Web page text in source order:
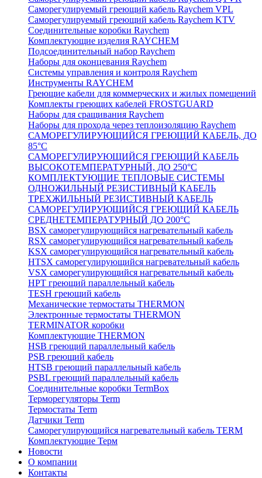
Саморегулируемый греющий кабель Raychem VPL
Саморегулируемый греющий кабель Raychem KTV
Соединительные коробки Raychem
Комплектующие изделия RAYCHEM
Подсоединительный набор Raychem
Наборы для оконцевания Raychem
Системы управления и контроля Raychem
Инструменты RAYCHEM
Греющие кабели для коммерческих и жилых помещений
Комплекты греющих кабелей FROSTGUARD
Наборы для сращивания Raychem
Наборы для прохода через теплоизоляцию Raychem
САМОРЕГУЛИРУЮЩИЙСЯ ГРЕЮЩИЙ КАБЕЛЬ, ДО
85°С
САМОРЕГУЛИРУЮЩИЙСЯ ГРЕЮЩИЙ КАБЕЛЬ
ВЫСОКОТЕМПЕРАТУРНЫЙ, ДО 250°С
КОМПЛЕКТУЮЩИЕ ТЕПЛОВЫЕ СИСТЕМЫ
ОДНОЖИЛЬНЫЙ РЕЗИСТИВНЫЙ КАБЕЛЬ
ТРЕХЖИЛЬНЫЙ РЕЗИСТИВНЫЙ КАБЕЛЬ
САМОРЕГУЛИРУЮЩИЙСЯ ГРЕЮЩИЙ КАБЕЛЬ
СРЕДНЕТЕМПЕРАТУРНЫЙ ДО 200°С
BSX саморегулирующийся нагревательный кабель
RSX саморегулирующийся нагревательный кабель
KSX саморегулирующийся нагревательный кабель
HTSX саморегулирующийся нагревательный кабель
VSX саморегулирующийся нагревательный кабель
НРТ греющий параллельный кабель
TESH греющий кабель
Механические термостаты THERMON
Электронные термостаты THERMON
TERMINATOR коробки
Комплектующие THERMON
HSB греющий параллельный кабель
PSB греющий кабель
HTSB греющий параллельный кабель
PSBL греющий параллельный кабель
Соединительные коробки TermBox
Терморегуляторы Term
Термостаты Term
Датчики Term
Саморегулирующийся нагревательный кабель TERM
Комплектующие Терм
Новости
О компании
Контакты